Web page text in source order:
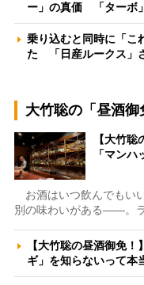
ー」の真価 「ターボ
乗り込むと同時に「こ
た 「日産ルークス」
大竹聡の「昼酒御
【大竹
「マン
お酒はいつ飲んでもい
別の味わいがある――。
【大竹聡の昼酒御免
ギ」を知らないって